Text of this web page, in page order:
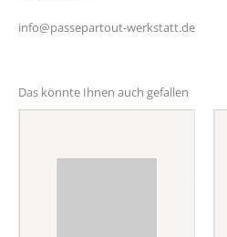
info@passepartout-werkstatt.de
Das könnte Ihnen auch gefallen